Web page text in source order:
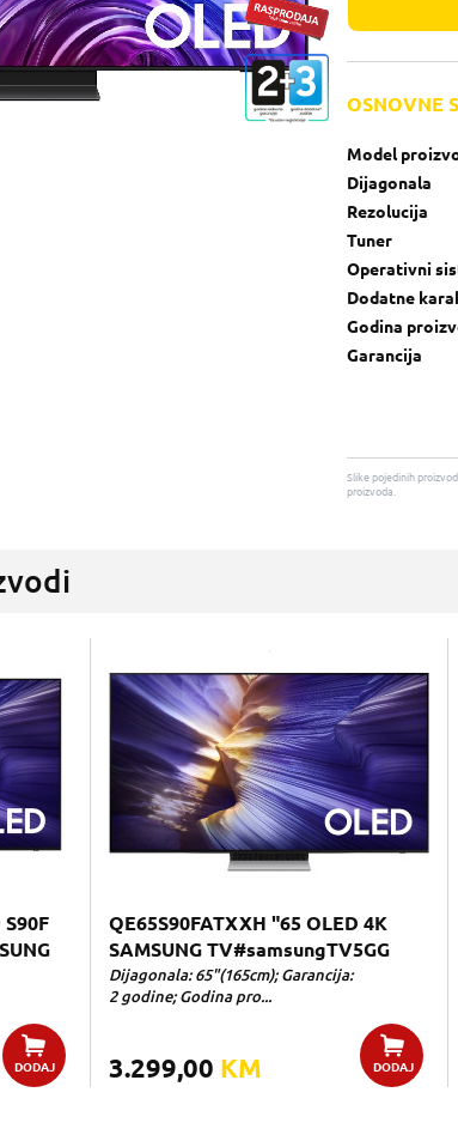
OSNOVNE
Model
Dijagonala
Rezolucija
Tuner
Operativni
Dodatne
Godina
Garancija
Slike pojedinih
proizvoda.
DODAJ
QE65S90FATXXH "65 OLED 4K
SAMSUNG TV#samsungTV5GG
Dijagonala: 65"(165cm); Garancija:
2 godine; Godina pro...
3.299,00 KM DODAJ